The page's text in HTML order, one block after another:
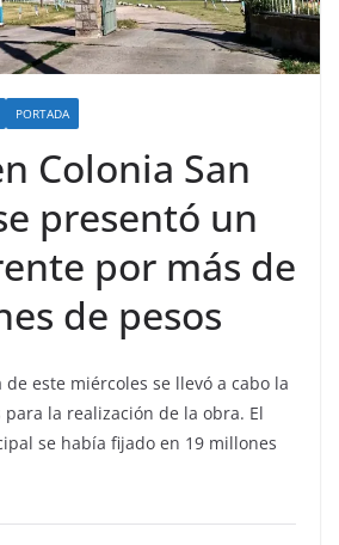
PORTADA
Colonia San
presentó un
por más de
de pesos
este miércoles se llevó a cabo la
la realización de la obra. El
se había fijado en 19 millones